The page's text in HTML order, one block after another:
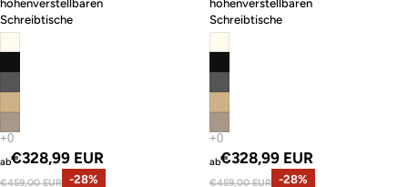
höhenverstellbaren
Schreibtische
abAngebotspreis
€328,99 EUR
Normaler Preis
€459,00 EUR -28%
höhenverstellbaren
Schreibtische
abAngebotspreis
€328,99 EUR
Normaler Preis
€459,00 EUR -28%